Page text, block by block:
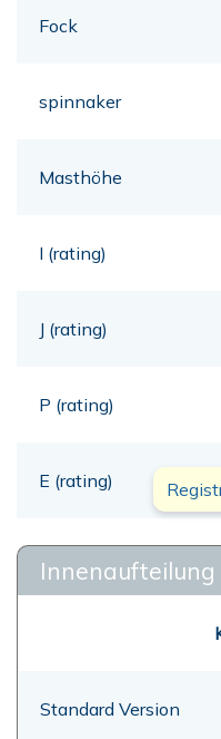
Fock
spinnaker
Masthöhe
I (rating)
J (rating)
P (rating)
E (rating)
Innenaufteilung
Standard Version